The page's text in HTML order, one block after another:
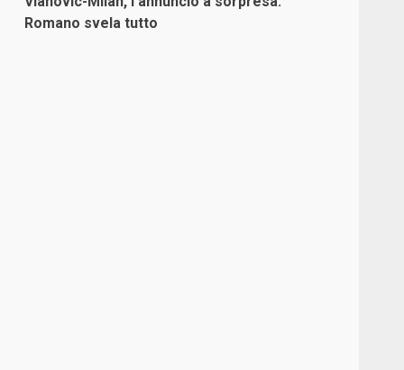
Romano svela tutto